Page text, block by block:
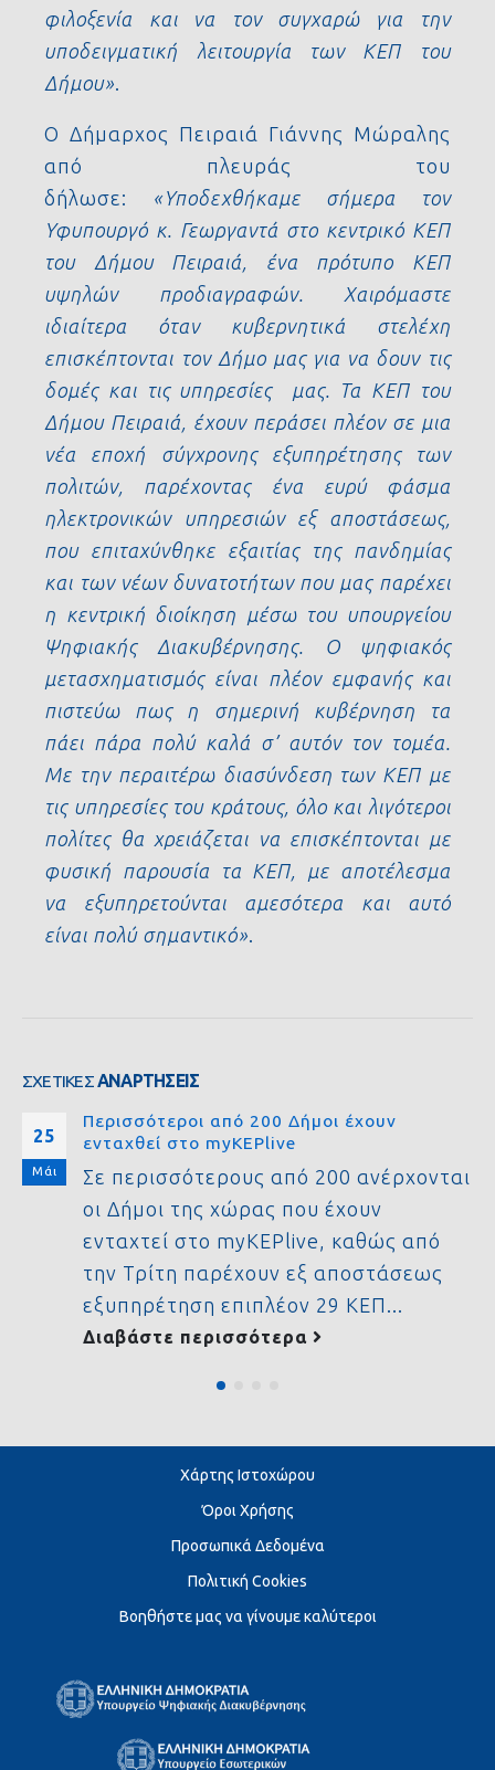
φιλοξενία και να τον συγχαρώ για την
υποδειγματική λειτουργία των ΚΕΠ του
Δήμου».
Ο Δήμαρχος Πειραιά Γιάννης Μώραλης
από πλευράς του
δήλωσε: «Υποδεχθήκαμε σήμερα τον
Υφυπουργό κ. Γεωργαντά στο κεντρικό ΚΕΠ
του Δήμου Πειραιά, ένα πρότυπο ΚΕΠ
υψηλών προδιαγραφών. Χαιρόμαστε
ιδιαίτερα όταν κυβερνητικά στελέχη
επισκέπτονται τον Δήμο μας για να δουν τις
δομές και τις υπηρεσίες μας. Τα ΚΕΠ του
Δήμου Πειραιά, έχουν περάσει πλέον σε μια
νέα εποχή σύγχρονης εξυπηρέτησης των
πολιτών, παρέχοντας ένα ευρύ φάσμα
ηλεκτρονικών υπηρεσιών εξ αποστάσεως,
που επιταχύνθηκε εξαιτίας της πανδημίας
και των νέων δυνατοτήτων που μας παρέχει
η κεντρική διοίκηση μέσω του υπουργείου
Ψηφιακής Διακυβέρνησης. Ο ψηφιακός
μετασχηματισμός είναι πλέον εμφανής και
πιστεύω πως η σημερινή κυβέρνηση τα
πάει πάρα πολύ καλά σ’ αυτόν τον τομέα.
Με την περαιτέρω διασύνδεση των ΚΕΠ με
τις υπηρεσίες του κράτους, όλο και λιγότεροι
πολίτες θα χρειάζεται να επισκέπτονται με
φυσική παρουσία τα ΚΕΠ, με αποτέλεσμα
να εξυπηρετούνται αμεσότερα και αυτό
είναι πολύ σημαντικό»
ΣΧΕΤΙΚΈΣΑΝΑΡΤΉΣΕΙΣ
25
Μάι
Περισσότεροι από 200 Δήμοι έχουν
ενταχθεί στο myKEPlive
Σε περισσότερους από 200 ανέρχονται
οι Δήμοι της χώρας που έχουν
ενταχτεί στο myKEPlive, καθώς από
την Τρίτη παρέχουν εξ αποστάσεως
εξυπηρέτηση επιπλέον 29 ΚΕΠ...
Διαβάστε περισσότερα
Χάρτης Ιστοχώρου
Όροι Χρήσης
Προσωπικά Δεδομένα
Πολιτική Cookies
Βοηθήστε μας να γίνουμε καλύτεροι